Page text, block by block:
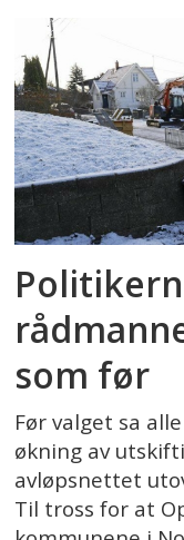
som før
Før valget sa
økning av
avløpsnettet
Til tross for at